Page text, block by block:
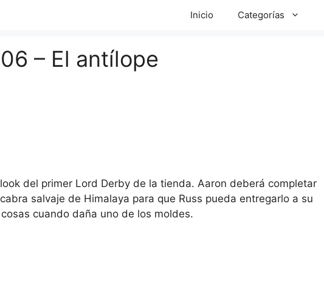
Inicio Categorías
– El antílope
del primer Lord Derby de la tienda. Aaron deberá completar
salvaje de Himalaya para que Russ pueda entregarlo a su
cuando daña uno de los moldes.